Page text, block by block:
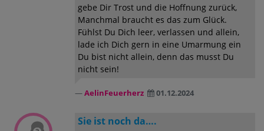
gebe Dir Trost und die Hoffnung zurück,
Manchmal braucht es das zum Glück.
Fühlst Du Dich leer, verlassen und allein,
lade ich Dich gern in eine Umarmung ein
Du bist nicht allein, denn das musst Du
nicht sein!
AelinFeuerherz 01.12.2024
Sie ist noch da….